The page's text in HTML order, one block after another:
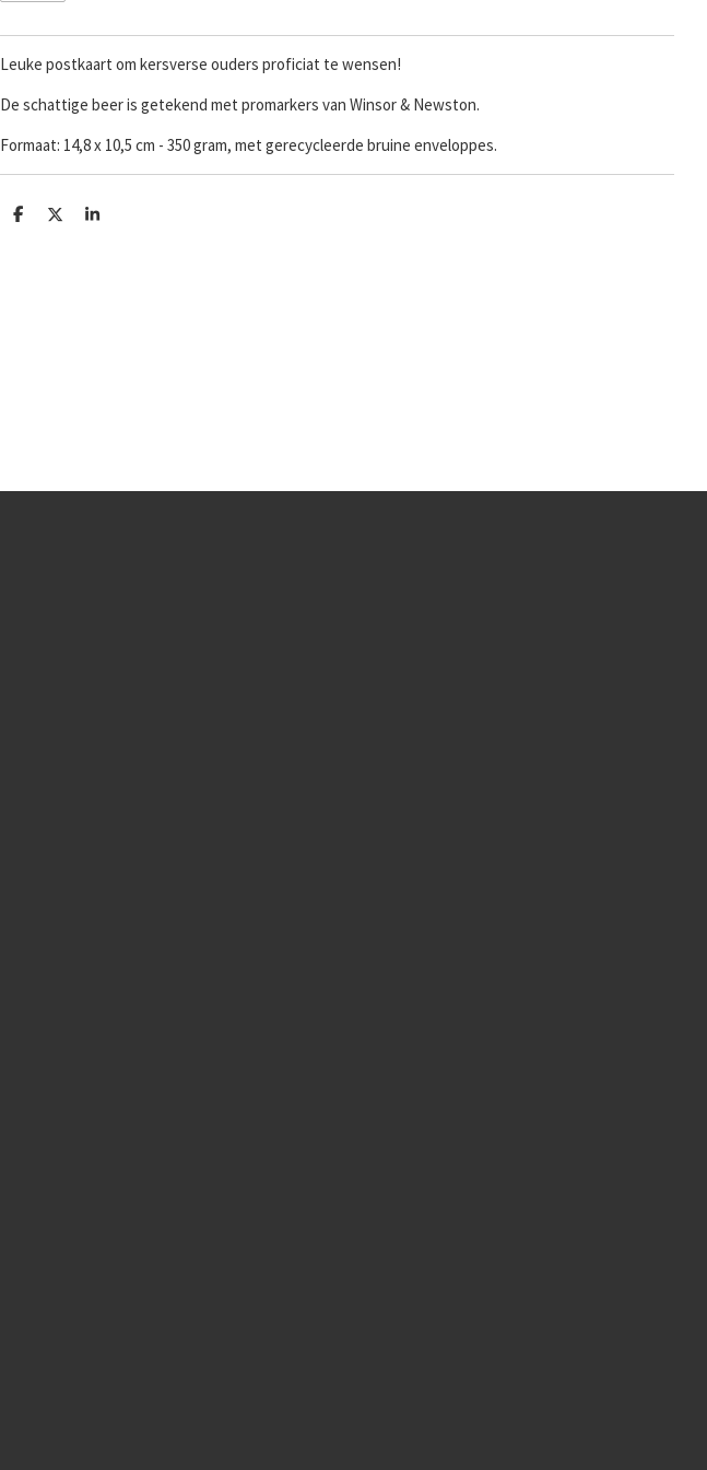
Leuke postkaart om kersverse ouders proficiat te wensen!
De schattige beer is getekend met promarkers van Winsor & Newston.
Formaat: 14,8 x 10,5 cm - 350 gram, met gerecycleerde bruine enveloppes.
D
D
S